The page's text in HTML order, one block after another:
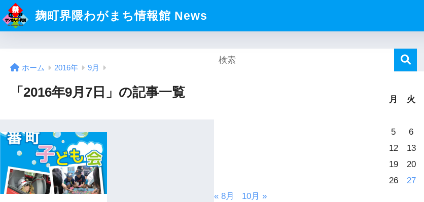
麹町界隈わがまち情報館 News
ホーム 2016年 9月
「2016年9月7日」の記事一覧
月
火
5
6
12
13
19
20
26
27
« 8月
10月 »